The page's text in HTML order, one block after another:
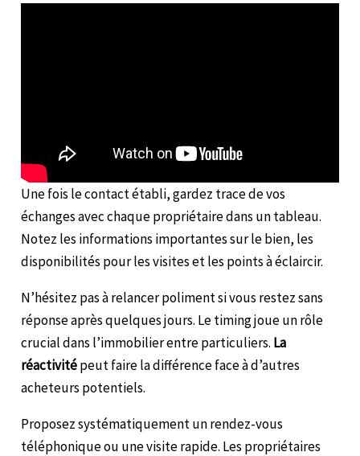
Une fois le contact établi, gardez trace de vos
échanges avec chaque propriétaire dans un tableau.
Notez les informations importantes sur le bien, les
disponibilités pour les visites et les points à éclaircir.
N’hésitez pas à relancer poliment si vous restez sans
réponse après quelques jours. Le timing joue un rôle
crucial dans l’immobilier entre particuliers. La
réactivitépeut faire la différence face à d’autres
acheteurs potentiels.
Proposez systématiquement un rendez-vous
téléphonique ou une visite rapide. Les propriétaires